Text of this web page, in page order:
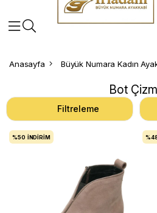
Anasayfa Büyük Numara Kadın
Bot
Filtreleme
%50 İNDIRIM